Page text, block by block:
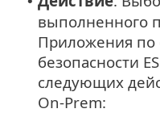
выполненного
Приложения
безопасности
следующих
On-Prem: